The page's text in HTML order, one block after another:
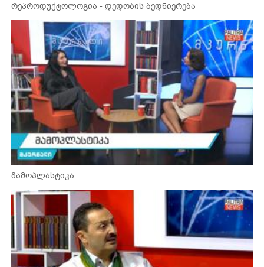
რეპროდუქტოლოგია - დედობის ბედნიერება
მამოპლასტიკა